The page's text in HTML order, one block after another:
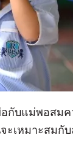
กับแม่พอสมค
ะเหมาะสมกั